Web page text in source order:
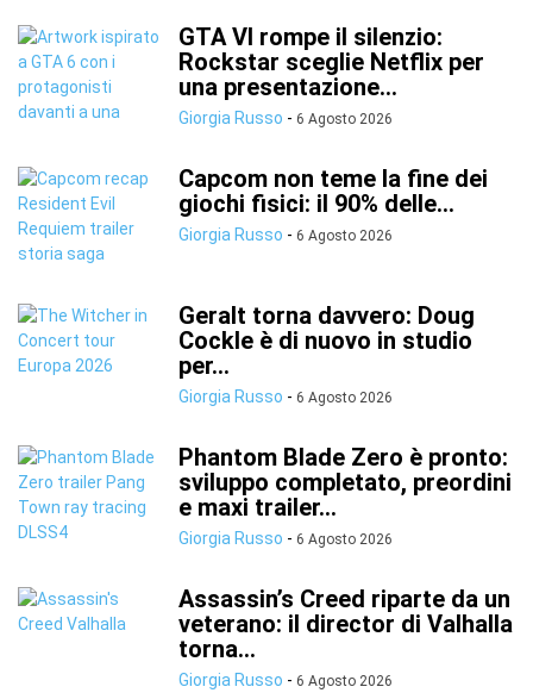
GTA VI rompe il silenzio:
Rockstar sceglie Netflix per
una presentazione...
Giorgia Russo - 6 Agosto 2026
Capcom non teme la fine dei
giochi fisici: il 90% delle...
Giorgia Russo - 6 Agosto 2026
Geralt torna davvero: Doug
Cockle è di nuovo in studio
per...
Giorgia Russo - 6 Agosto 2026
Phantom Blade Zero è pronto:
sviluppo completato, preordini
e maxi trailer...
Giorgia Russo - 6 Agosto 2026
Assassin’s Creed riparte da un
veterano: il director di Valhalla
torna...
Giorgia Russo - 6 Agosto 2026